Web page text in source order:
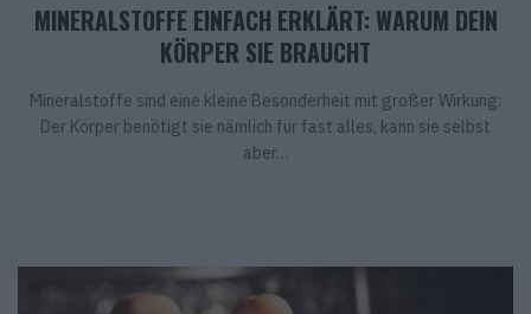
MINERALSTOFFE EINFACH ERKLÄRT: WARUM DEIN
KÖRPER SIE BRAUCHT
Mineralstoffe sind eine kleine Besonderheit mit großer Wirkung:
Der Körper benötigt sie nämlich für fast alles, kann sie selbst
aber…